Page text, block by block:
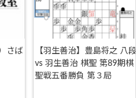
さば
【羽生善治】豊島将之 八段
vs 羽生善治 棋聖 第89期棋
聖戦五番勝負 第３局